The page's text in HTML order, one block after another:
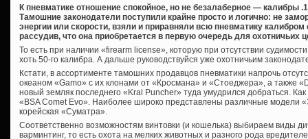
К пневматике отношение спокойное, но не безалаберное — калибры
Тамошние законодатели поступили крайне просто и логично: не
энергии или скорости, взяли и приравняли всю пневматику
рассудив, что она приобретается в первую очередь для охотничьих
То есть при наличии «firearm license», которую при отсутствии
хоть 50-го калибра. А дальше руководствуйся уже охотничьим
Кстати, в ассортименте тамошних продавцов пневматики напрочь
океаном «Gamo» с их клонами от «Кросмана» и «Стоеджера», а также
новый земляк последнего «Kral Puncher» туда умудрился добраться.
«BSA Comet Evo». Наиболее широко представлены различные модели
корейская «Суматра».
Соответственно возможностям винтовки (и кошелька) выбираем виды
варминтинг, то есть охота на мелких животных и разного рода